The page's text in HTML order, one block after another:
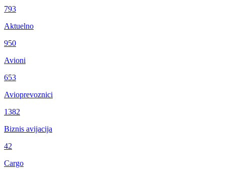
793
Aktuelno
950
Avioni
653
Avioprevoznici
1382
Biznis avijacija
42
Cargo